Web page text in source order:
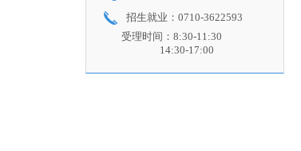
招生就业：0710-3622593
受理时间：8:30-11:30
14:30-17:00